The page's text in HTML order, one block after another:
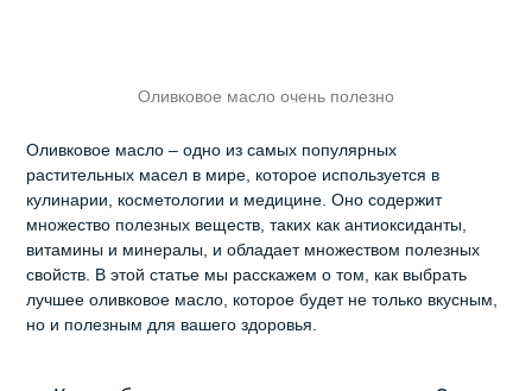
Оливковое масло очень полезно
Оливковое масло – одно из самых популярных
растительных масел в мире, которое используется в
кулинарии, косметологии и медицине. Оно содержит
множество полезных веществ, таких как антиоксиданты,
витамины и минералы, и обладает множеством полезных
свойств. В этой статье мы расскажем о том, как выбрать
лучшее оливковое масло, которое будет не только вкусным,
но и полезным для вашего здоровья.